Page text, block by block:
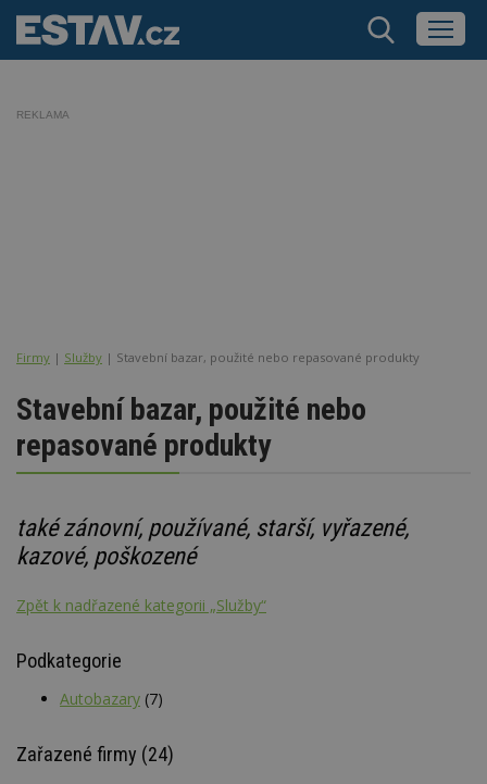
REKLAMA
Firmy | Služby | Stavební bazar, použité nebo repasované produkty
Stavební bazar, použité nebo
repasované produkty
také zánovní, používané, starší, vyřazené,
kazové, poškozené
Zpět k nadřazené kategorii „Služby“
Podkategorie
Autobazary (7)
Zařazené firmy (24)